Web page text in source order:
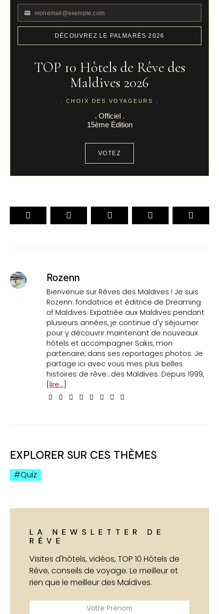
Prénom
Votre
email
monemail@exemple.com
DÉCOUVREZ LE PALMARÈS 2026
TOP 10 Hôtels de Rêve des
Maldives 2026
. CHOIX DES VOYAGEURS .
. Officiel .
15ème Édition
VOTEZ
Rozenn
Bienvenue sur Rêves des Maldives ! Je suis
Rozenn. fondatrice et éditrice de Dreaming
of Maldives. Expatriée aux Maldives pendant
plusieurs années, je continue d'y séjourner
pour y découvrir maintenant de nouveaux
hôtels et accompagner Sakis, mon
partenaire, dans ses reportages photos. Je
partage ici avec vous mes plus belles
histoires de rêve...des Maldives. Depuis 1999,
lire...
EXPLORER SUR CES THÈMES
Quiz
LA NEWSLETTER DE
RÊVE
Visites d'hôtels, vidéos, TOP 10 Hôtels de
Rêve, conseils de voyage. Le meilleur et
rien que le meilleur des Maldives.